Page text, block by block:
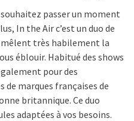
passer un moment
In the Air c’est un duo de
mêlent très habilement la
éblouir. Habitué des shows
pour des
marques françaises de
britannique. Ce duo
adaptées à vos besoins.